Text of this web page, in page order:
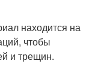
находится на
чтобы
и трещин.